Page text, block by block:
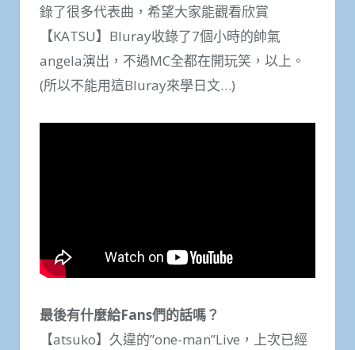
錄了很多代表曲，希望大家能觀看欣賞
【KATSU】Bluray收錄了7個小時的帥氣
angela演出，不過MC全都在開玩笑，以上。
(所以不能用這Bluray來學日文…)
最後有什麼給Fans們的話嗎？
【atsuko】久違的”one-man”Live，上次已經